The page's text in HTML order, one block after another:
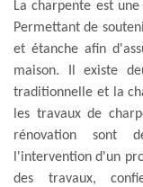
La charpente est
Permettant de
et étanche afin
maison. Il existe
traditionnelle et la
les travaux de
rénovation sont
l'intervention d'un
des travaux,